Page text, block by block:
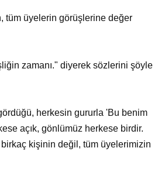
tüm üyelerin görüşlerine değer
zamanı." diyerek sözlerini şöyle
herkesin gururla 'Bu benim
açık, gönlümüz herkese birdir.
birkaç kişinin değil, tüm üyelerimizin